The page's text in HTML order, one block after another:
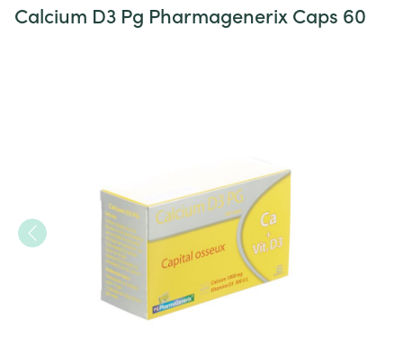
Calcium D3 Pg Pharmagenerix Caps 60